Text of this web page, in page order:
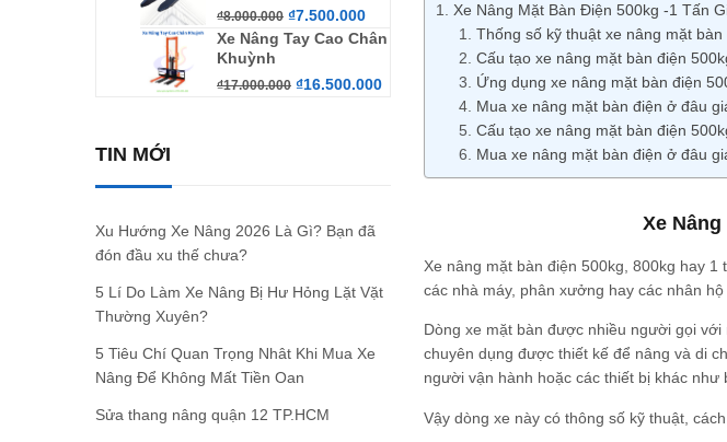
₫8.000.000 ₫7.500.000
Xe Nâng Tay Cao Chân
Khuỳnh
₫17.000.000 ₫16.500.000
TIN MỚI
Xu Hướng Xe Nâng 2026 Là Gì? Bạn đã
đón đầu xu thế chưa?
5 Lí Do Làm Xe Nâng Bị Hư Hỏng Lặt Vặt
Thường Xuyên?
5 Tiêu Chí Quan Trọng Nhât Khi Mua Xe
Nâng Để Không Mất Tiền Oan
Sửa thang nâng quận 12 TP.HCM
Xe Nâng Mặt Bàn Điện 500kg -1 Tấn
Thống số kỹ thuật xe nâng mặt
Cấu tạo xe nâng mặt bàn điện
Ứng dụng xe nâng mặt bàn điện
Mua xe nâng mặt bàn điện ở đâu
Cấu tạo xe nâng mặt bàn điện
Mua xe nâng mặt bàn điện ở đâu
Xe Nâng
Xe nâng mặt bàn điện 500kg, 800kg hay
các nhà máy, phân xưởng hay các nhân hộ
Dòng xe mặt bàn được nhiều người gọi
chuyên dụng được thiết kế để nâng và di
người vận hành hoặc các thiết bị khác như
Vậy dòng xe này có thông số kỹ thuật,